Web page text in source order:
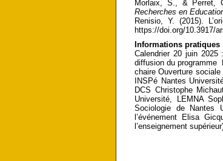
Morlaix, S., & Perret,
Recherches en
Renisio, Y. (2015).
https://doi.org/10.3917/
Informations pratiques
Calendrier 20 juin
diffusion du programme
chaire Ouverture
INSPé Nantes
DCS Christophe
Université, LEMNA
Sociologie de Nantes
l’événement Elisa
l’enseignement